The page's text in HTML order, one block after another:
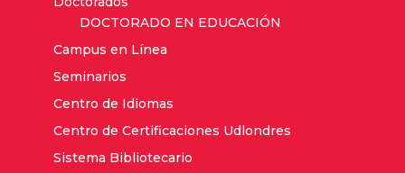
DOCTORADO EN EDUCACIÓN
Campus en Línea
Seminarios
Centro de Idiomas
Centro de Certificaciones Udlondres
Sistema Bibliotecario